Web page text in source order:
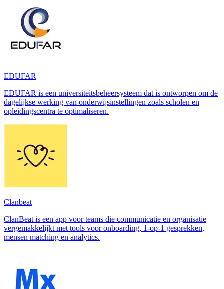
EDUFAR
EDUFAR is een universiteitsbeheersysteem dat is ontworpen om de
dagelijkse werking van onderwijsinstellingen zoals scholen en
opleidingscentra te optimaliseren.
Clanbeat
ClanBeat is een app voor teams die communicatie en organisatie
vergemakkelijkt met tools voor onboarding, 1-op-1 gesprekken,
mensen matching en analytics.